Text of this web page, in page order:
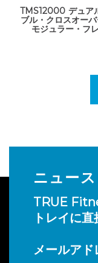
TMS12000 デュア
ブル・クロスオー
モジュラー・フ
ニュー
TRUE
トレイに直
メールアド